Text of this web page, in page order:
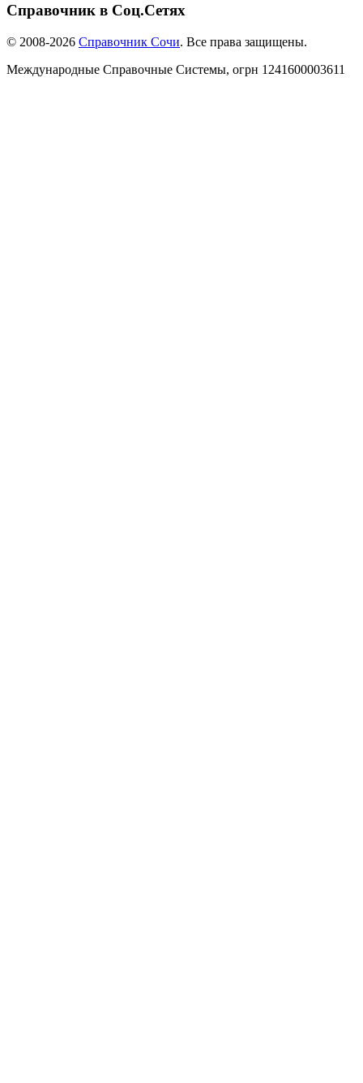
Справочник в Соц.Сетях
© 2008-2026 Справочник Сочи. Все права защищены.
Международные Справочные Системы, огрн 1241600003611